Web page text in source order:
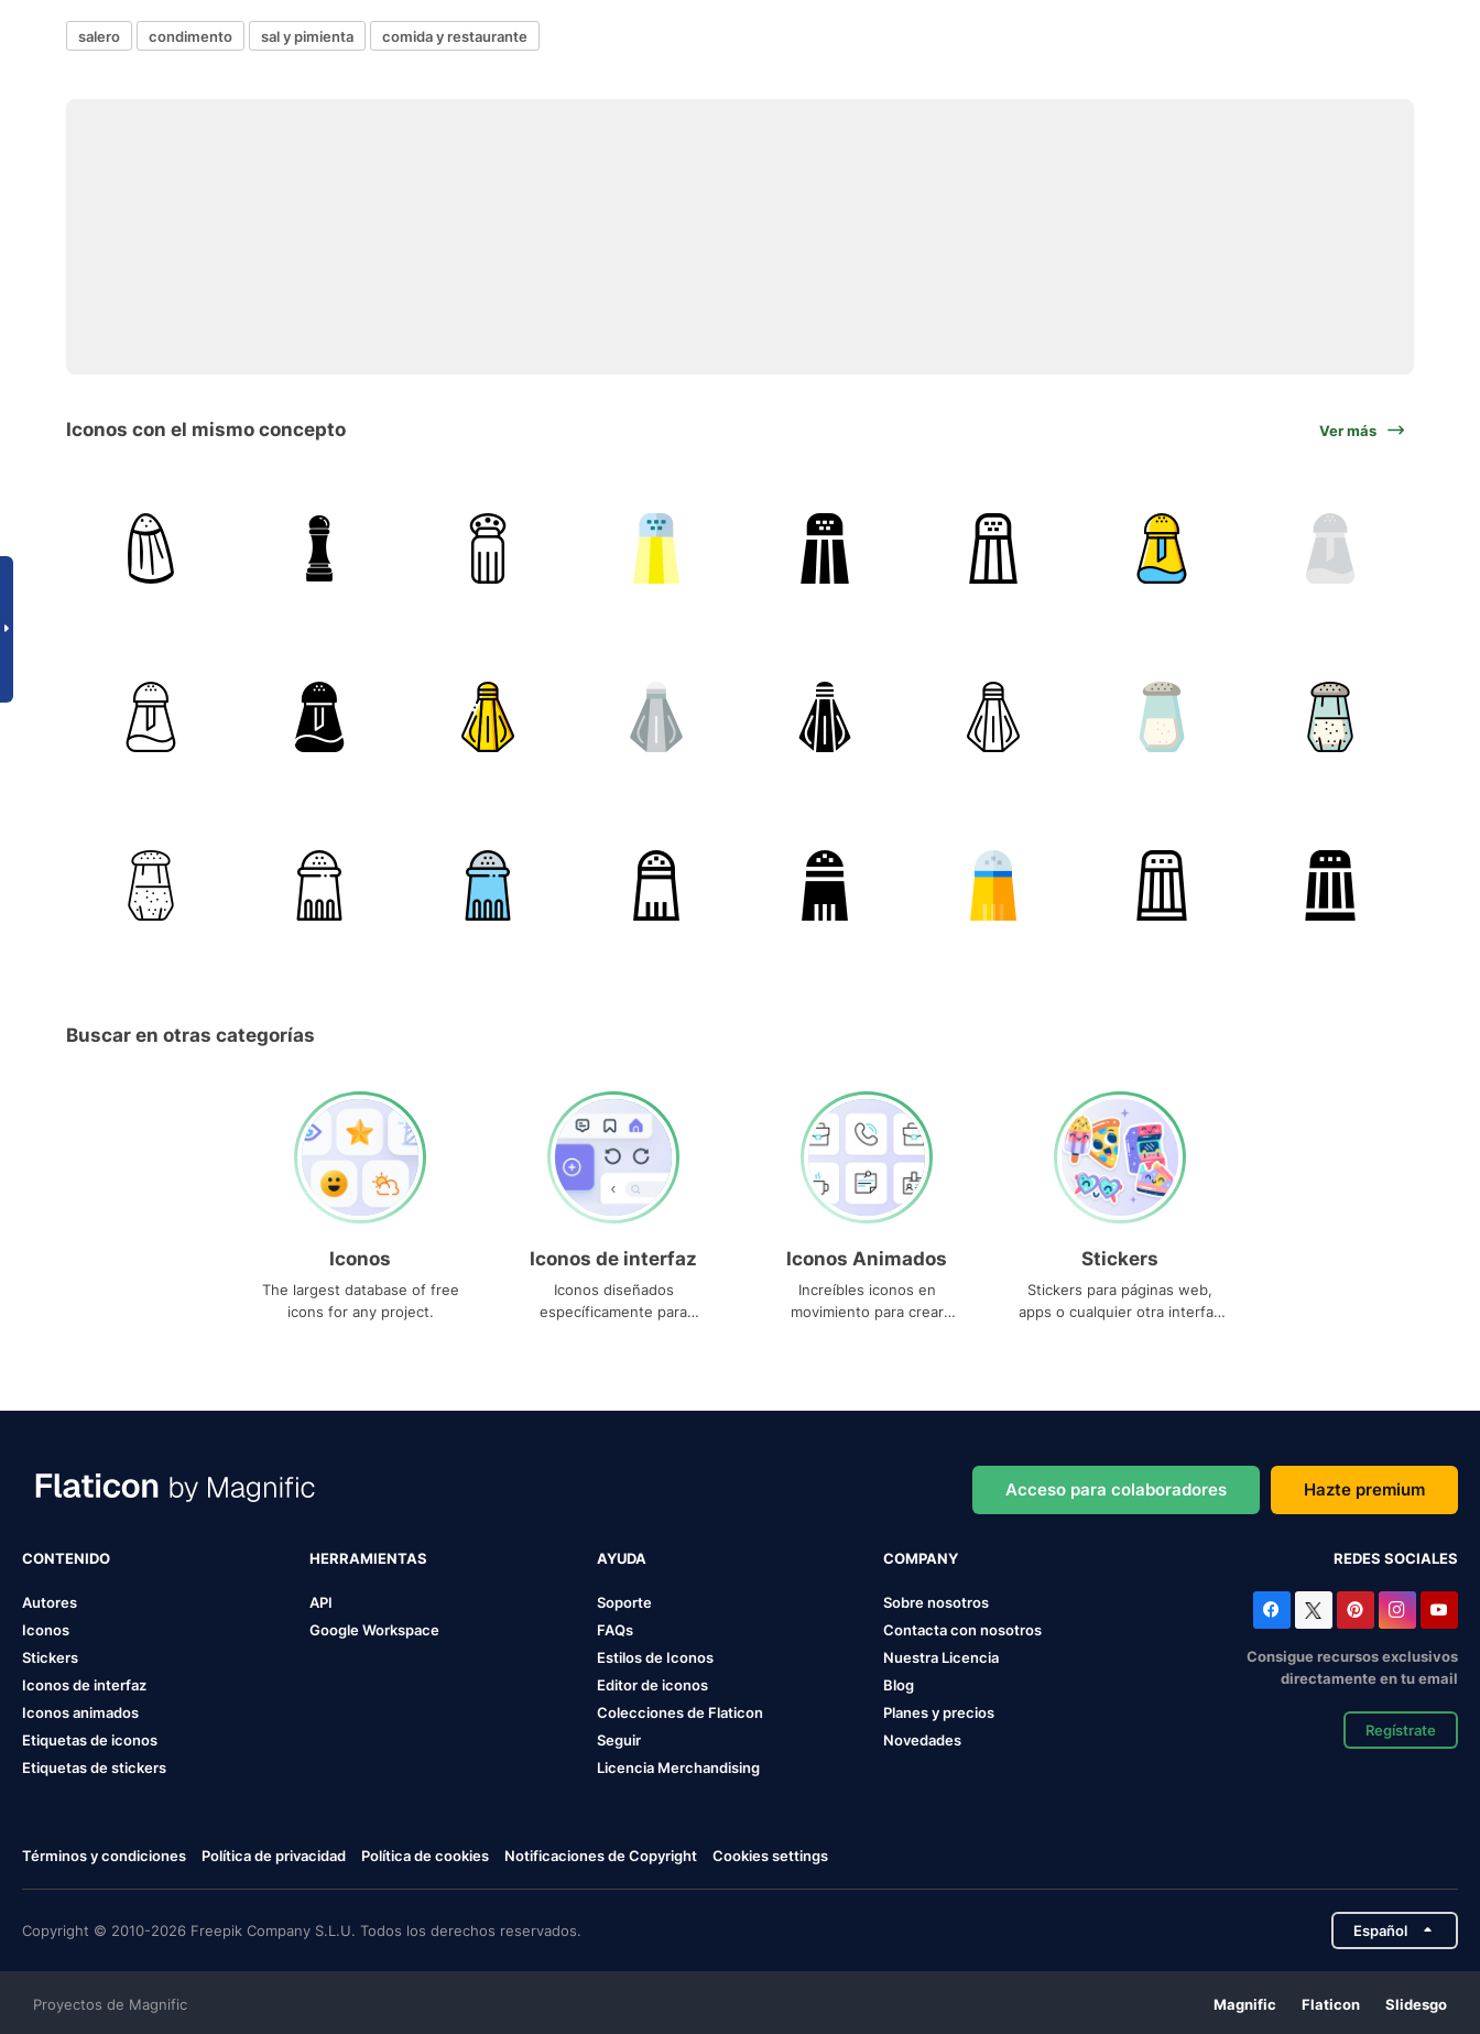
salero condimento sal y pimienta comida y restaurante
Iconos con el mismo concepto Ver más
Buscar en otras categorías
Iconos
The largest database of free
icons for any project.
Iconos de interfaz
Iconos diseñados
específicamente para
Iconos Animados
Increíbles iconos en
movimiento para crear
Stickers
Stickers para páginas web,
apps o cualquier otra interfaz
Acceso para colaboradores Hazte premium
CONTENIDO
Autores
Iconos
Stickers
Iconos de interfaz
Iconos animados
Etiquetas de iconos
Etiquetas de stickers
HERRAMIENTAS
API
Google Workspace
AYUDA
Soporte
FAQs
Estilos de Iconos
Editor de iconos
Colecciones de Flaticon
Seguir
Licencia Merchandising
COMPANY
Sobre nosotros
Contacta con nosotros
Nuestra Licencia
Blog
Planes y precios
Novedades
REDES SOCIALES
Consigue recursos exclusivos
directamente en tu email
Regístrate
Términos y condiciones Política de privacidad Política de cookies Notificaciones de Copyright Cookies settings
Copyright © 2010-2026 Freepik Company S.L.U. Todos los derechos reservados. Español
Proyectos de Magnific Magnific Flaticon Slidesgo